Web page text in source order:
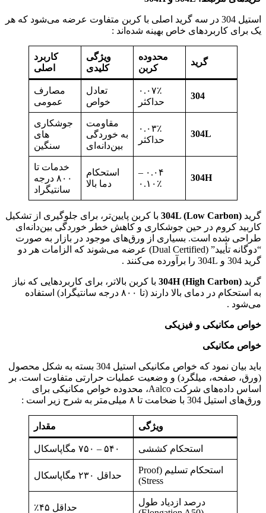
استیل 304 در سه گرید اصلی با کربن متفاوت عرضه می‌شود که هر
یک برای کاربردهای خاص بهینه شده‌اند :
گرید
محدوده
کربن
ویژگی
کلیدی
کاربرد
اصلی
304
۰.۰۷٪
حداکثر
تعادل
خواص
مصارف
عمومی
304L
۰.۰۳٪
حداکثر
مقاومت
به خوردگی
بین‌دانه‌ای
جوشکاری‌
های
سنگین
304H
۰.۰۴ –
۰.۱۰٪
استحکام
دما بالا
خدمات تا
۸۰۰ درجه
سانتیگراد
گرید 304L (Low Carbon) با کربن پایین‌تر، برای جلوگیری از تشکیل
کاربید کروم در حین جوشکاری و کاهش خطر خوردگی بین‌دانه‌ای
طراحی شده است. بسیاری از ورق‌های موجود در بازار به صورت
“دوگانه تأیید” (Dual Certified) عرضه می‌شوند که الزامات هر دو
گرید 304 و 304L را برآورده می‌کنند .
گرید 304H (High Carbon) با کربن بالاتر، برای کاربردهایی که نیاز
به استحکام در دمای بالا دارند (تا ۸۰۰ درجه سانتیگراد) استفاده
می‌شود .
خواص مکانیکی و فیزیکی
خواص مکانیکی
باید بیان نمود که خواص مکانیکی استیل 304 بسته به شکل محصول
(ورق، صفحه، میلگرد) و وضعیت عملیات حرارتی متفاوت است. بر
اساس داده‌های شرکت Aalco، محدوده خواص مکانیکی برای
ورق‌های استیل 304 با ضخامت تا ۸ میلی‌متر به شرح زیر است :
ویژگی مقدار
استحکام کششی ۵۴۰ – ۷۵۰ مگاپاسکال
استحکام تسلیم (Proof
Stress)
حداقل ۲۳۰ مگاپاسکال
درصد ازدیاد طول
حداقل ۴۵٪